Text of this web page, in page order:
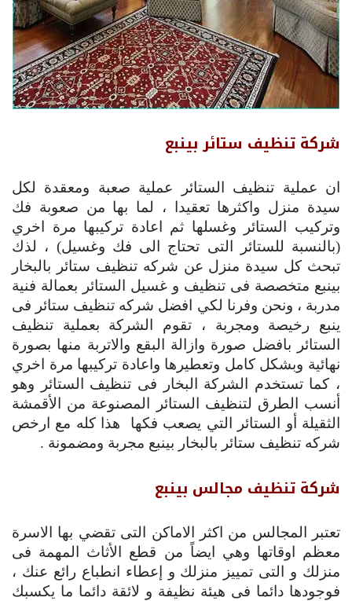
شركة تنظيف ستائر بينبع
ان عملية تنظيف الستائر عملية صعبة ومعقدة لكل
سيدة منزل واكثرها تعقيدا ، لما بها من صعوبة فك
وتركيب الستائر وغسلها ثم اعادة تركيبها مرة اخري
(بالنسبة للستائر التى تحتاج الى فك وغسيل) ، لذك
تبحث كل سيدة منزل عن شركه تنظيف ستائر بالبخار
بينبع متخصصة فى تنظيف و غسيل الستائر بعمالة فنية
مدربة ، ونحن وفرنا لكي افضل شركه تنظيف ستائر فى
ينبع رخيصة ومجربة ، تقوم الشركة بعملية تنظيف
الستائر بافضل صورة وازالة البقع والاتربة منها بصورة
نهائية وبشكل كامل وتعطيرها واعادة تركيبها مرة اخري
، كما تستخدم الشركة البخار فى تنظيف الستائر وهو
أنسب الطرق لتنظيف الستائر المصنوعة من الأقمشة
الثقيلة أو الستائر التي يصعب فكها هذا كله مع ارخص
شركه تنظيف ستائر بالبخار بينبع مجربة ومضمونة .
شركة تنظيف مجالس بينبع
تعتبر المجالس من اكثر الاماكن التى تقضي بها الاسرة
معظم اوقاتها وهي ايضاً من قطع الأثاث المهمة فى
منزلك و التى تمييز منزلك و إعطاء انطباع رائع عنك ،
فوجودها دائما فى هيئة نظيفة و لائقة دائما ما يكسبك